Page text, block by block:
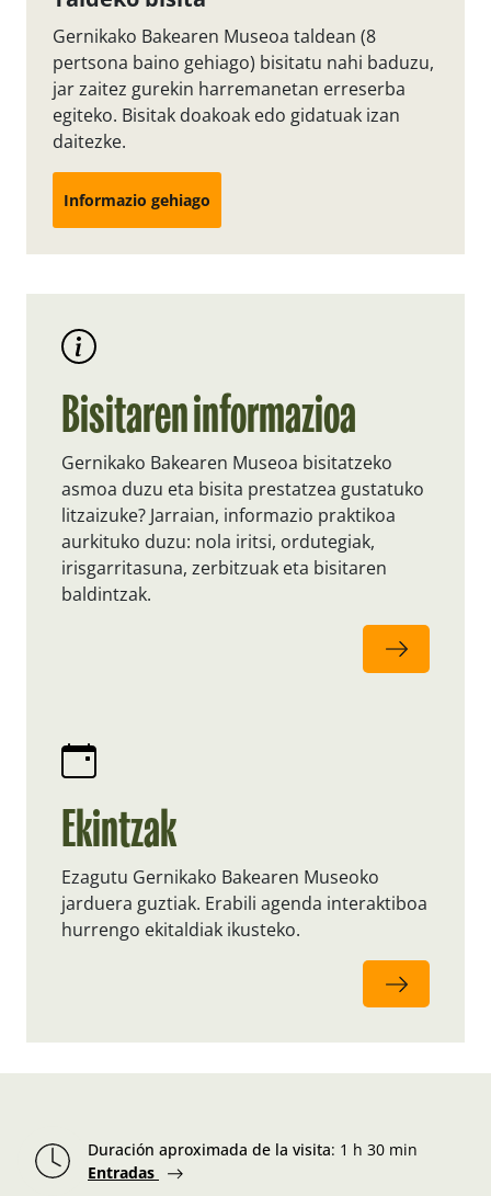
Gernikako Bakearen Museoa taldean (8
pertsona baino gehiago) bisitatu nahi baduzu,
jar zaitez gurekin harremanetan erreserba
egiteko. Bisitak doakoak edo gidatuak izan
daitezke.
Informazio gehiago
Bisitaren informazioa
Gernikako Bakearen Museoa bisitatzeko
asmoa duzu eta bisita prestatzea gustatuko
litzaizuke? Jarraian, informazio praktikoa
aurkituko duzu: nola iritsi, ordutegiak,
irisgarritasuna, zerbitzuak eta bisitaren
baldintzak.
Ekintzak
Ezagutu Gernikako Bakearen Museoko
jarduera guztiak. Erabili agenda interaktiboa
hurrengo ekitaldiak ikusteko.
Duración aproximada de la visita: 1 h 30 min
Entradas